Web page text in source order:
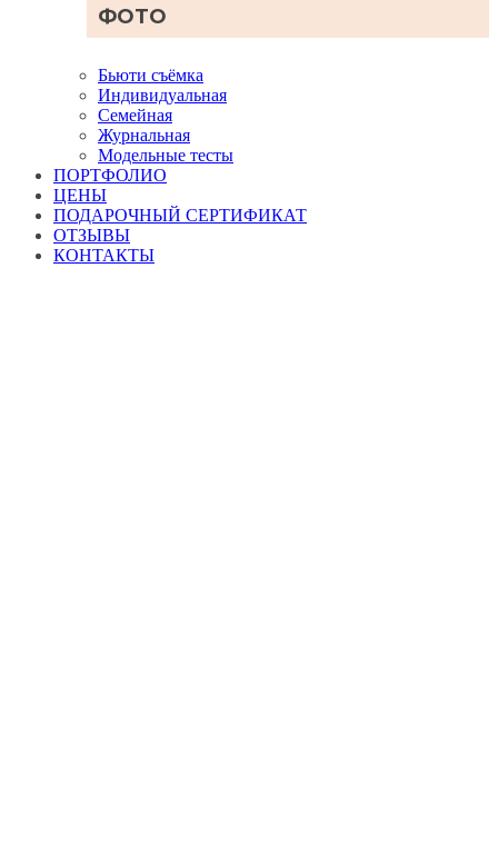
ФОТО
Бьюти съёмка
Индивидуальная
Семейная
Журнальная
Модельные тесты
ПОРТФОЛИО
ЦЕНЫ
ПОДАРОЧНЫЙ СЕРТИФИКАТ
ОТЗЫВЫ
КОНТАКТЫ